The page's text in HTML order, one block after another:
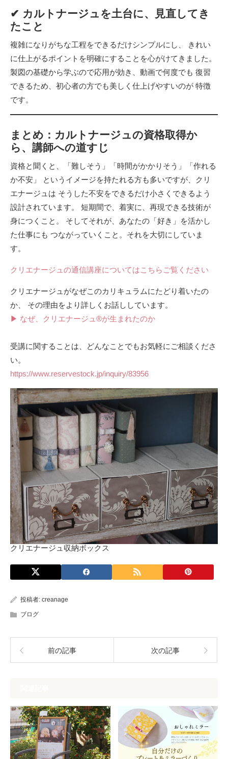
✔ カルトナージュを土台に、見直してき
たこと
複雑になりがちな工程をできるだけシンプルにし、 きれい
に仕上がるポイントを明確にすることを心がけてきました。
製図の基礎から学ぶので応用が効き、動画で何度でも 復習
できるため、初心者の方でも美しく仕上げやすいのが 特徴
です。
まとめ： カルトナージュの資格取得か
ら、講師への道すじ
資格と聞くと、「難しそう」「時間がかかりそう」「作れる
か不安」 というイメージを持たれる方も多いですが、クリ
エナージュは そうした不安をできるだけ小さくできるよう
設計されています。 短期間で、着実に、再現できる技術が
身につくこと。 そしてそれが、あなたの「好き」を活かし
た仕事にも つながっていくこと。それを大切にしていま
す。
クリエナージュの通信講座についてはこちらご覧ください
クリエナージュがなぜこのカリキュラムにたどり着いたの
か、 その理由をより詳しくお話ししています。
▶ なぜ、クリエナージュ®が生まれたのか
受講に関することは、どんなことでもお気軽にご相談くださ
い。
https://www.reservestock.jp/inquiry/83956
クリエナージュ収納ボックス
投稿者: creanage
ブログ
前の記事 次の記事